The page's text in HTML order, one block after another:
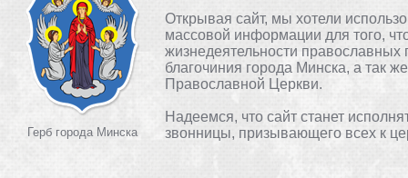
Герб города Минска
Открывая сайт, мы хотели
массовой информации для того,
жизнедеятельности православных
благочиния города Минска, а так
Православной Церкви.
Надеемся, что сайт станет
звонницы, призывающего всех к